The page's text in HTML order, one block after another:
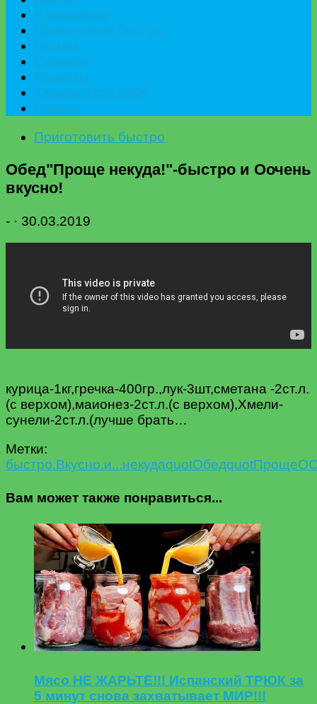
Приготовить быстро
Обед"Проще некуда!"-быстро и Оочень
вкусно!
- · 30.03.2019
курица-1кг,гречка-400гр.,лук-3шт,сметана -2ст.л.
(с верхом),маиoнез-2ст.л.(с верхом),Хмели-
сунели-2ст.л.(лучше брать…
Метки:
быстро.Вкусно.и...некудаquotОбедquotПроще
Вам может также понравиться...
Мясо НЕ ЖАРЬТЕ!!! Испанский ТРЮК за
5 минут снова захватывает МИР!!!